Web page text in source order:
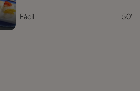
Fácil 50'